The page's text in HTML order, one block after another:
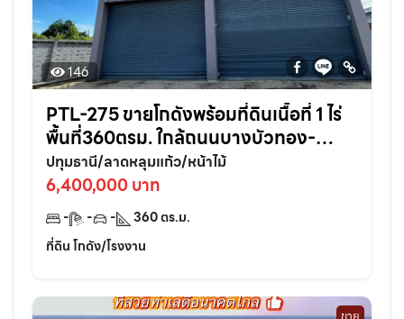
146
PTL-275 ขายโกดังพร้อมที่ดินเนื้อที่ 1 ไร่
พื้นที่360ตรม. ใกล้ถนนบางบัวทอง-
สุพรรณบุรี340-1.6กม. อ.ลาดหลุมแก้ว
จ.ปทุมธานี
ปทุมธานี/ลาดหลุมแก้ว/หน้าไม้
6,400,000 บาท
- - - 360ตร.ม.
ที่ดิน โกดัง/โรงงาน